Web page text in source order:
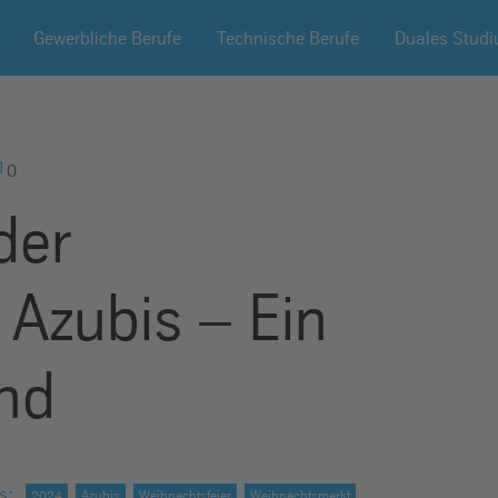
Gewerbliche Berufe Technische Berufe Duales
0
– Ein
: